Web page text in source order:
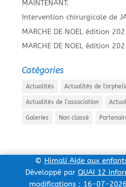
MAINTENANT.
Intervention chirurgicale de
MARCHE DE NOEL édition
MARCHE DE NOEL édition
Catégories
Actualités Actualités de
Actualités de l’association
Galeries Non classé
© Himali Aide aux
Développé par QUAI 12
modifications : 16-07-2026